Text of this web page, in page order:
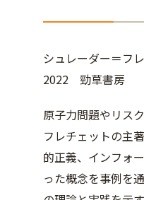
シュレーダー＝フ
2022 勁草書房
原子力問題やリス
フレチェットの主
的正義、インフォ
った概念を事例を